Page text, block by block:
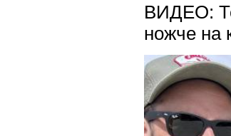
ВИДЕО:
ножче на